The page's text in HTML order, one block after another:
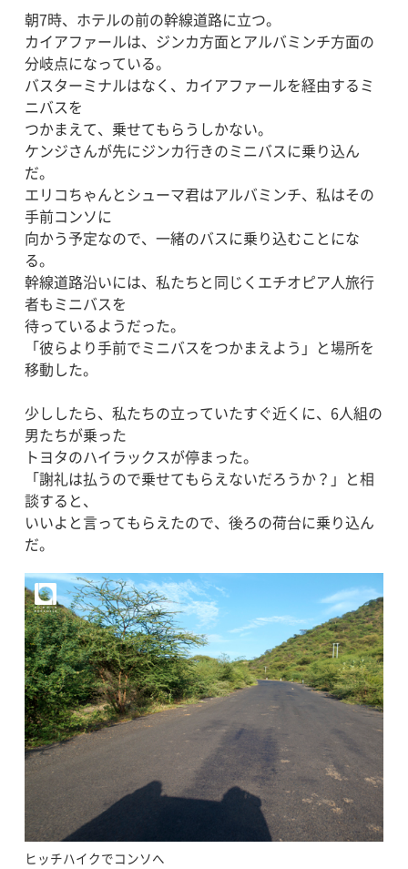
朝7時、ホテルの前の幹線道路に立つ。
カイアファールは、ジンカ方面とアルバミンチ方面の
分岐点になっている。
バスターミナルはなく、カイアファールを経由するミ
ニバスを
つかまえて、乗せてもらうしかない。
ケンジさんが先にジンカ行きのミニバスに乗り込ん
だ。
エリコちゃんとシューマ君はアルバミンチ、私はその
手前コンソに
向かう予定なので、一緒のバスに乗り込むことにな
る。
幹線道路沿いには、私たちと同じくエチオピア人旅行
者もミニバスを
待っているようだった。
「彼らより手前でミニバスをつかまえよう」と場所を
移動した。
少ししたら、私たちの立っていたすぐ近くに、6人組の
男たちが乗った
トヨタのハイラックスが停まった。
「謝礼は払うので乗せてもらえないだろうか？」と相
談すると、
いいよと言ってもらえたので、後ろの荷台に乗り込ん
だ。
ヒッチハイクでコンソへ